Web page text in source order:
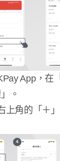
App，在
。
上角的「＋」